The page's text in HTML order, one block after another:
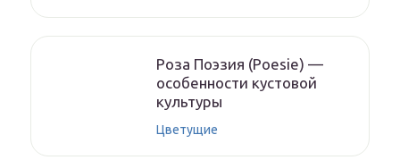
Роза Поэзия (Poesie) —
особенности кустовой
культуры
Цветущие